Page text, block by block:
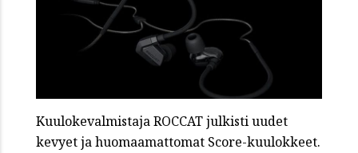
Kuulokevalmistaja ROCCAT julkisti uudet
kevyet ja huomaamattomat Score-kuulokkeet.